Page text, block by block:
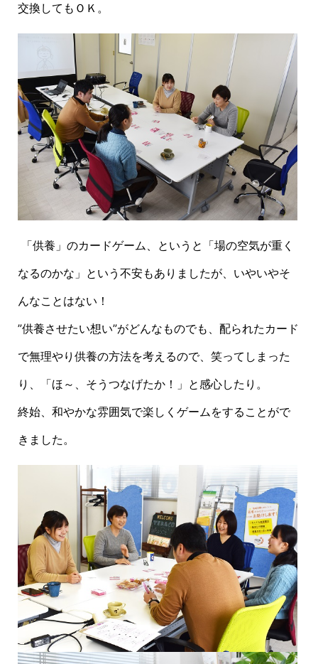
交換してもＯＫ。
「供養」のカードゲーム、というと「場の空気が重く
なるのかな」という不安もありましたが、いやいやそ
んなことはない！
”供養させたい想い”がどんなものでも、配られたカード
で無理やり供養の方法を考えるので、笑ってしまった
り、「ほ～、そうつなげたか！」と感心したり。
終始、和やかな雰囲気で楽しくゲームをすることがで
きました。